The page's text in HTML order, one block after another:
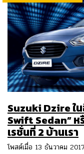
Suzuki Dzire ใ
Swift Sedan” ห
เรชั่นที่ 2 บ้านเรา
โพสต์เมื่อ 13 ธันวาคม